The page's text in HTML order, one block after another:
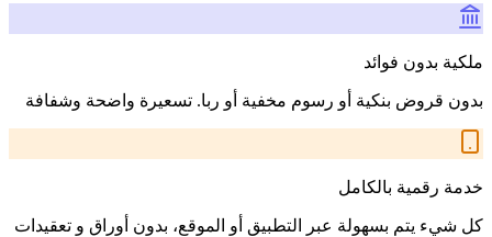
ملكية بدون فوائد
بدون قروض بنكية أو رسوم مخفية أو ربا. تسعيرة واضحة وشفافة
خدمة رقمية بالكامل
كل شيء يتم بسهولة عبر التطبيق أو الموقع، بدون أوراق و تعقيدات